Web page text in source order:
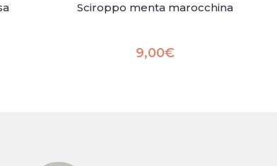
Sciroppo menta marocchina
9,00€